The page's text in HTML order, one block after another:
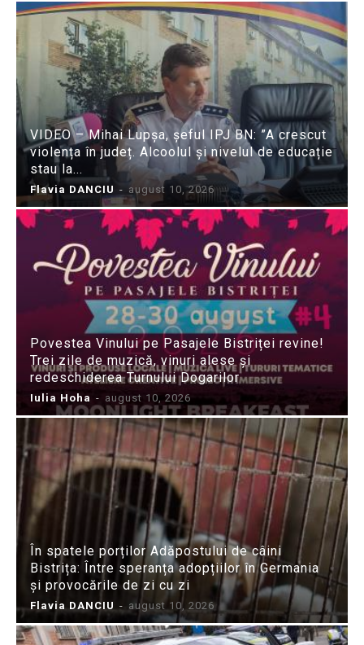
VIDEO – Mihai Lupșa, șeful IPJ BN: ”A crescut
violența în județ. Alcoolul și nivelul de educație
stau la...
Flavia DANCIU - august 10, 2026
Povestea Vinului pe Pasajele Bistriței revine!
Trei zile de muzică, vinuri alese și
redeschiderea Turnului Dogarilor
Iulia Hoha - august 10, 2026
În spatele porților Adăpostului de câini
Bistrița: Între speranța adopțiilor în Germania
și provocările de zi cu zi
Flavia DANCIU - august 10, 2026